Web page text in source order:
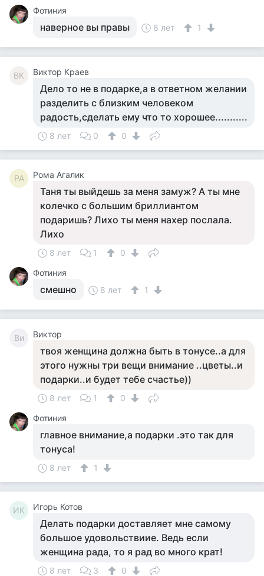
Фотиния
наверное вы правы 8 лет 1
ВК Виктор Краев
Дело то не в подарке,а в ответном желании
разделить с близким человеком
радость,сделать ему что то хорошее...........
8 лет 0 0
РА Рома Агалик
Таня ты выйдешь за меня замуж? А ты мне
колечко с большим бриллиантом
подаришь? Лихо ты меня нахер послала.
Лихо
8 лет 1
0
Фотиния
смешно 8 лет 1
Ви Виктор
твоя женщина должна быть в тонусе..а для
этого нужны три вещи внимание ..цветы..и
подарки..и будет тебе счастье))
8 лет 1
0
Фотиния
главное внимание,а подарки .это так для
тонуса!
8 лет 1
ИК Игорь Котов
Делать подарки доставляет мне самому
большое удовольствиие. Ведь если
женщина рада, то я рад во много крат!
8 лет 3
0